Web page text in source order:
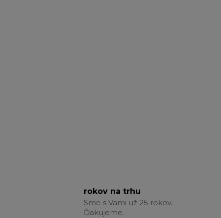
rokov na trhu
Sme s Vami už 25 rokov.
Ďakujeme.